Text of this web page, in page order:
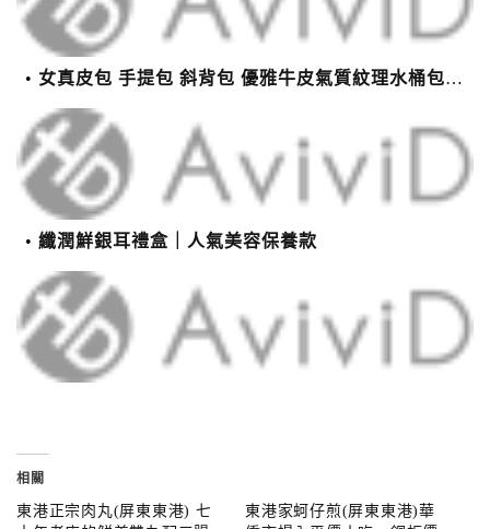
女真皮包 手提包 斜背包 優雅牛皮氣質紋理水桶包(2色)【XBO7950112】＊艾美時尚(現+預)
纖潤鮮銀耳禮盒｜人氣美容保養款
相關
東港正宗肉丸(屏東東港) 七
東港家蚵仔煎(屏東東港)華